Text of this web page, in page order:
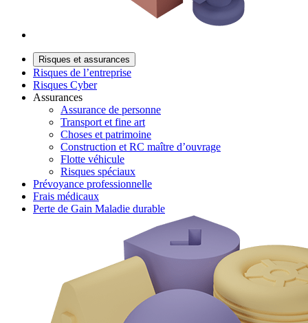
Risques et assurances
Risques de l’entreprise
Risques Cyber
Assurances
Assurance de personne
Transport et fine art
Choses et patrimoine
Construction et RC maître d’ouvrage
Flotte véhicule
Risques spéciaux
Prévoyance professionnelle
Frais médicaux
Perte de Gain Maladie durable